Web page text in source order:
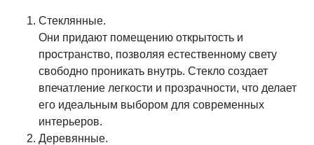
Стеклянные.
Они придают помещению открытость и
пространство, позволяя естественному свету
свободно проникать внутрь. Стекло создает
впечатление легкости и прозрачности, что делает
его идеальным выбором для современных
интерьеров.
Деревянные.